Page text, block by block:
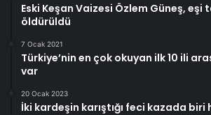
Eski Keşan Vaizesi Özlem Güneş, eşi
öldürüldü
7 Ocak 2021
Türkiye’nin en çok okuyan ilk 10 ili
var
20 Ocak 2023
İki kardeşin karıştığı feci kazada biri